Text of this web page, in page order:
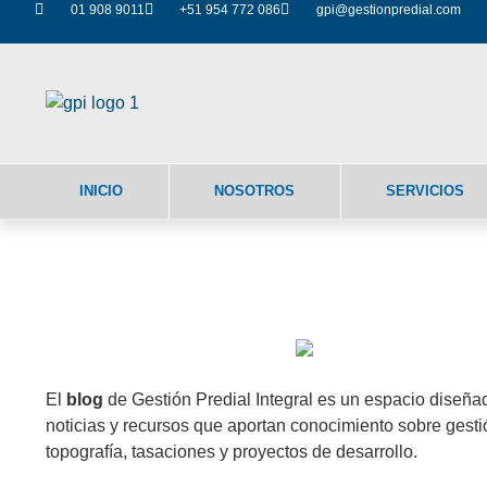
01 908 9011 +51 954 772 086 gpi@gestionpredial.com
INICIO NOSOTROS SERVICIOS
El blog de Gestión Predial Integral es un espacio
noticias y recursos que aportan conocimiento sobre
topografía, tasaciones y proyectos de desarrollo.